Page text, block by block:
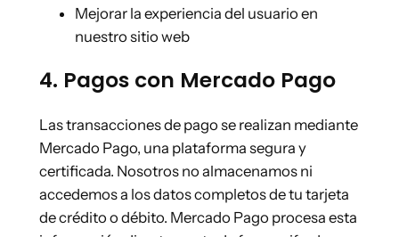
Mejorar la experiencia del usuario en
nuestro sitio web
4. Pagos con Mercado Pago
Las transacciones de pago se realizan mediante
Mercado Pago, una plataforma segura y
certificada. Nosotros no almacenamos ni
accedemos a los datos completos de tu tarjeta
de crédito o débito. Mercado Pago procesa esta